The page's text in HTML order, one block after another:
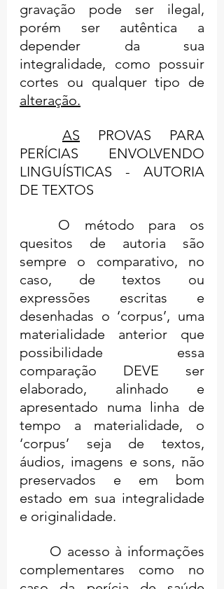
gravação pode ser ilegal,
porém ser autêntica a
depender da sua
integralidade, como possuir
alteração.
AS PROVAS PARA
PERÍCIAS ENVOLVENDO
LINGUÍSTICAS - AUTORIA
DE TEXTOS
quesitos de autoria são
sempre o comparativo, no
caso, de textos ou
expressões escritas e
desenhadas o ‘corpus’, uma
materialidade anterior que
possibilidade essa
comparação DEVE ser
elaborado, alinhado e
apresentado numa linha de
tempo a materialidade, o
‘corpus’ seja de textos,
áudios, imagens e sons, não
preservados e em bom
estado em sua integralidade
e originalidade.
complementares como no